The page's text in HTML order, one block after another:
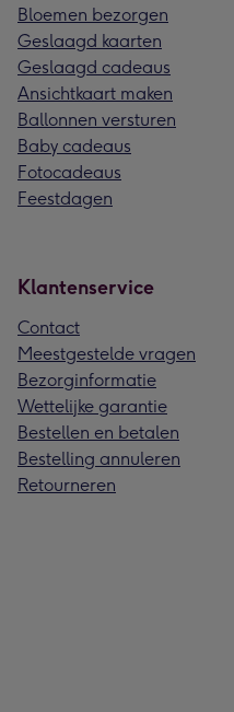
Bloemen bezorgen
Geslaagd kaarten
Geslaagd cadeaus
Ansichtkaart maken
Ballonnen versturen
Baby cadeaus
Fotocadeaus
Feestdagen
Klantenservice
Contact
Meestgestelde vragen
Bezorginformatie
Wettelijke garantie
Bestellen en betalen
Bestelling annuleren
Retourneren